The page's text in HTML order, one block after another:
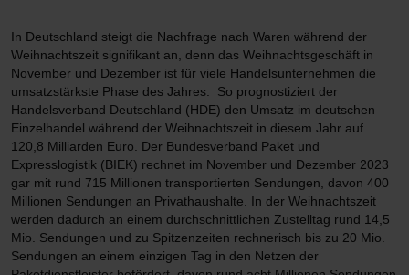
In Deutschland steigt die Nachfrage nach Waren während der
Weihnachtszeit signifikant an, denn das Weihnachtsgeschäft in
November und Dezember ist für viele Handelsunternehmen die
umsatzstärkste Phase des Jahres. So prognostiziert der
Handelsverband Deutschland (HDE) den Umsatz im deutschen
Einzelhandel während der Weihnachtszeit in diesem Jahr auf
120,8 Milliarden Euro. Der Bundesverband Paket und
Expresslogistik (BIEK) rechnet im November und Dezember 2023
gar mit rund 715 Millionen transportierten Sendungen, davon 400
Millionen Sendungen an Privathaushalte. In der Weihnachtszeit
werden dadurch an einem durchschnittlichen Zustelltag rund 14,5
Mio. Sendungen und zu Spitzenzeiten rechnerisch bis zu 20 Mio.
Sendungen an einem einzigen Tag in den Netzen der